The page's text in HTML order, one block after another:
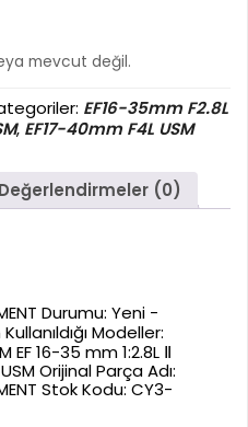
mevcut değil.
EF16-35mm F2.8L
, EF17-40mm F4L USM
Değerlendirmeler (0)
Durumu: Yeni -
Kullanıldığı Modeller:
EF 16-35 mm 1:2.8L Ⅱ
Orijinal Parça Adı:
Stok Kodu: CY3-